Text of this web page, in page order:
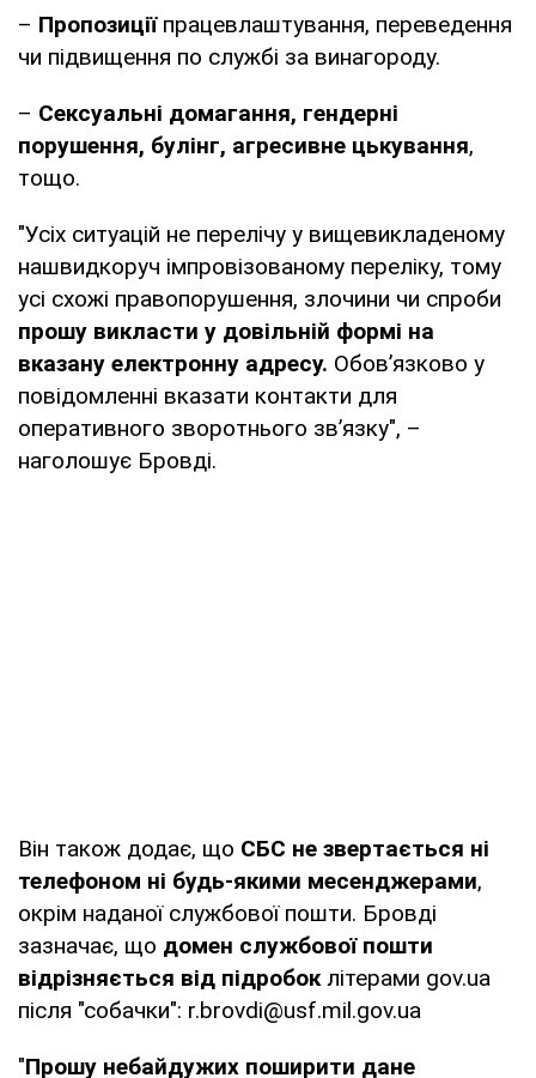
– Пропозиціїпрацевлаштування, переведення
чи підвищення по службі за винагороду.
– Сексуальні домагання, гендерні
порушення, булінг, агресивне цькування,
тощо.
"Усіх ситуацій не перелічу у вищевикладеному
нашвидкоруч імпровізованому переліку, тому
усі схожі правопорушення, злочини чи спроби
прошу викласти у довільній формі на
вказану електронну адресу. Обовʼязково у
повідомленні вказати контакти для
оперативного зворотнього звʼязку", –
наголошує Бровді.
Він також додає, що СБС не звертається ні
телефоном ні будь-якими месенджерами,
окрім наданої службової пошти. Бровді
зазначає, що домен службової пошти
відрізняється від підробоклітерами gov.ua
після "собачки": r.brovdi@usf.mil.gov.ua
"Прошу небайдужих поширити дане